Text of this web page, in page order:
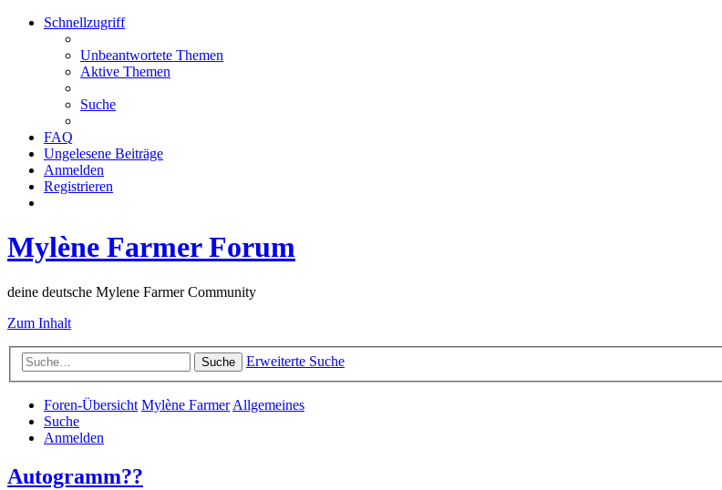
Schnellzugriff
Unbeantwortete Themen
Aktive Themen
Suche
FAQ
Ungelesene Beiträge
Anmelden
Registrieren
Mylène Farmer Forum
deine deutsche Mylene Farmer Community
Zum Inhalt
Suche Erweiterte Suche
Foren-Übersicht Mylène FarmerAllgemeines
Suche
Anmelden
Autogramm??